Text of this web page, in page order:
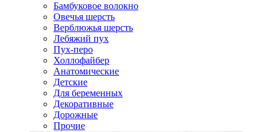
Бамбуковое волокно
Овечья шерсть
Верблюжья шерсть
Лебяжий пух
Пух-перо
Холлофайбер
Анатомические
Детские
Для беременных
Декоративные
Дорожные
Прочие